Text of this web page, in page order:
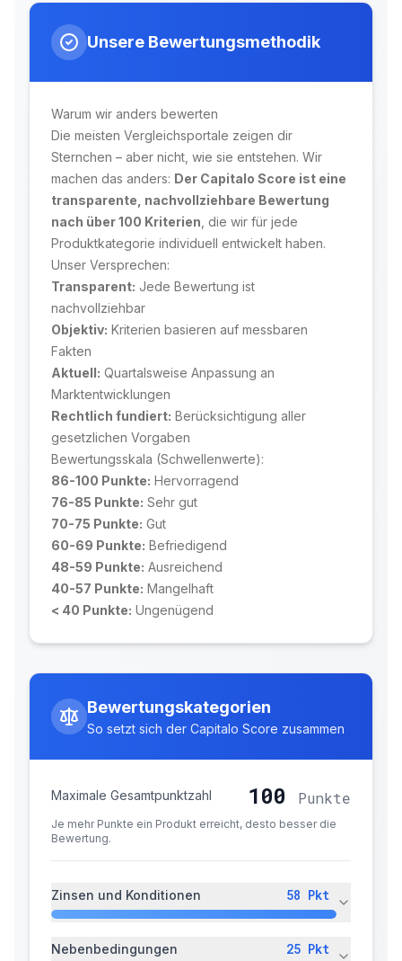
Unsere Bewertungsmethodik
Warum wir anders bewerten
Die meisten Vergleichsportale zeigen dir
Sternchen – aber nicht, wie sie entstehen. Wir
machen das anders: Der Capitalo Score ist eine
transparente, nachvollziehbare Bewertung
nach über 100 Kriterien , die wir für jede
Produktkategorie individuell entwickelt haben.
Unser Versprechen:
Transparent: Jede Bewertung ist
nachvollziehbar
Objektiv: Kriterien basieren auf messbaren
Fakten
Aktuell: Quartalsweise Anpassung an
Marktentwicklungen
Rechtlich fundiert: Berücksichtigung aller
gesetzlichen Vorgaben
Bewertungsskala (Schwellenwerte):
86-100 Punkte: Hervorragend
76-85 Punkte: Sehr gut
70-75 Punkte: Gut
60-69 Punkte: Befriedigend
48-59 Punkte: Ausreichend
40-57 Punkte: Mangelhaft
< 40 Punkte: Ungenügend
Bewertungskategorien
So setzt sich der Capitalo Score zusammen
Maximale Gesamtpunktzahl 100 Punkte
Je mehr Punkte ein Produkt erreicht, desto besser die
Bewertung.
Zinsen und Konditionen 58 Pkt
Nebenbedingungen 25 Pkt